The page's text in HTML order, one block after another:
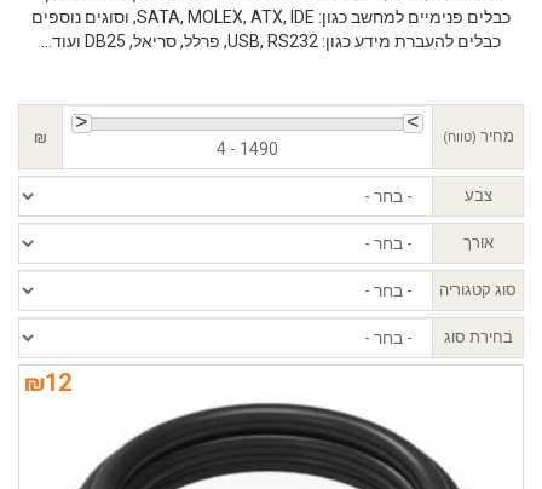
כבלים פנימיים למחשב כגון: SATA, MOLEX, ATX, IDE, וסוגים נוספים
כבלים להעברת מידע כגון: USB, RS232, פרלל, סריאל, DB25 ועוד...
מחיר (טווח)
4 - 1490
₪
צבע
אורך
סוג קטגוריה
בחירת סוג
₪12